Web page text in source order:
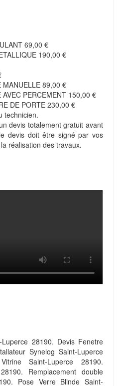
69,00 €
190,00 €
MANUELLE 89,00 €
PERCEMENT 150,00 €
DE PORTE 230,00 €
technicien.
devis totalement gratuit avant
devis doit être signé par vos
réalisation des travaux.
28190. Devis Fenetre
Synelog Saint-Luperce
Saint-Luperce 28190.
Remplacement double
Pose Verre Blinde Saint-